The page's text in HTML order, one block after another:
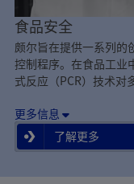
食品安全
颇尔旨在提供一系列的
控制程序。在食品工业
式反应（PCR）技术对
更多信息
了解更多